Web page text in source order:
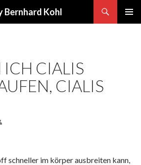
Bernhard Kohl
CIALIS
CIALIS
schneller im körper ausbreiten kann,